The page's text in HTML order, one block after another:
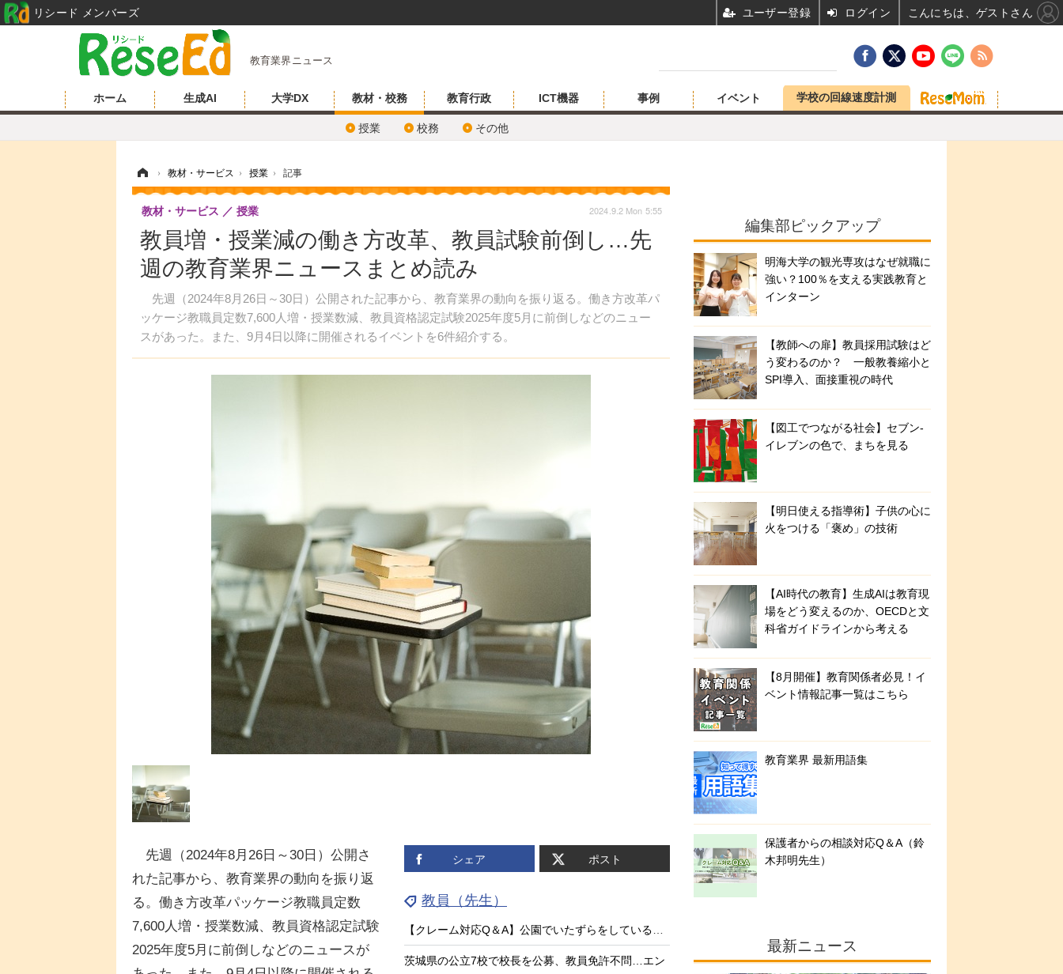
教育業界ニュース
ホーム 生成AI 大学DX 教材・校務
授業 校務 その他
教育行政 ICT機器 事例 イベント 学校の回線速度計測
› 教材・サービス › 授業 › 記事
教員増・授業減の働き方改革、教員試験前倒し…先
週の教育業界ニュースまとめ読み
先週（2024年8月26日～30日）公開された記事から、教育業界の動向を振り返る。働き方改革パ
ッケージ教職員定数7,600人増・授業数減、教員資格認定試験2025年度5月に前倒しなどのニュー
スがあった。また、9月4日以降に開催されるイベントを6件紹介する。
教材・サービス 授業 2024.9.2 Mon 5:55
シェア ポスト
教員（先生）
【クレーム対応Q＆A】公園でいたずらをしている子供がいる
茨城県の公立7校で校長を公募、教員免許不問…エン
先週（2024年8月26日～30日）公開さ
れた記事から、教育業界の動向を振り返
る。働き方改革パッケージ教職員定数
7,600人増・授業数減、教員資格認定試験
2025年度5月に前倒しなどのニュースが
編集部ピックアップ
明海大学の観光専攻はなぜ就職に
強い？100％を支える実践教育と
インターン
【教師への扉】教員採用試験はど
う変わるのか？ 一般教養縮小と
SPI導入、面接重視の時代
【図工でつながる社会】セブン‐
イレブンの色で、まちを見る
【明日使える指導術】子供の心に
火をつける「褒め」の技術
【AI時代の教育】生成AIは教育現
場をどう変えるのか、OECDと文
科省ガイドラインから考える
【8月開催】教育関係者必見！イ
ベント情報記事一覧はこちら
教育業界 最新用語集
保護者からの相談対応Q＆A（鈴
木邦明先生）
最新ニュース
リシード メンバーズ ユーザー登録 ログイン こんにちは、ゲストさん